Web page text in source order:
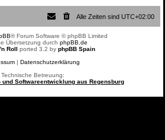
Alle Zeiten sind UTC+02:00
® Forum Software © phpBB Limited
Übersetzung durch phpBB.de
Roll ported 3.2 by phpBB Spain
| Datenschutzerklärung
Technische Betreuung:
und Softwareentwicklung aus Regensburg